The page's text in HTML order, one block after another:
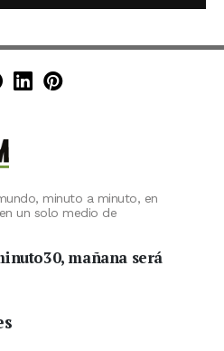
Instagram
en X (Twitter)
en TikTok
Canal de Minuto30 en
Minuto30 en LinkedIn
Minuto30 en
minuto a minuto, en
un solo medio de
mañana será